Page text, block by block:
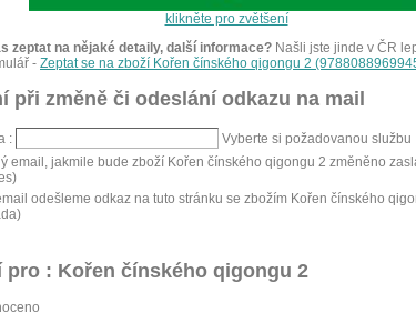
klikněte pro zvětšení
zeptat na nějaké detaily, další informace? Našli jste jinde v ČR
- Zeptat se na zboží Kořen čínského qigongu 2
při změně či odeslání odkazu na mail
:
Vyberte si požadovanou službu
email, jakmile bude zboží Kořen čínského qigongu 2 změněno
odešleme odkaz na tuto stránku se zbožím Kořen čínského
pro : Kořen čínského qigongu 2